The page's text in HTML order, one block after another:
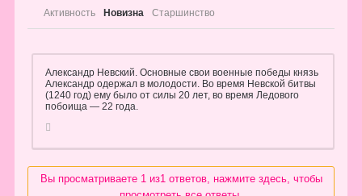
Активность Новизна Старшинство
Александр Невский. Основные свои военные победы князь
Александр одержал в молодости. Во время Невской битвы
(1240 год) ему было от силы 20 лет, во время Ледового
побоища — 22 года.
Вы просматриваете 1 из1 ответов, нажмите здесь, чтобы